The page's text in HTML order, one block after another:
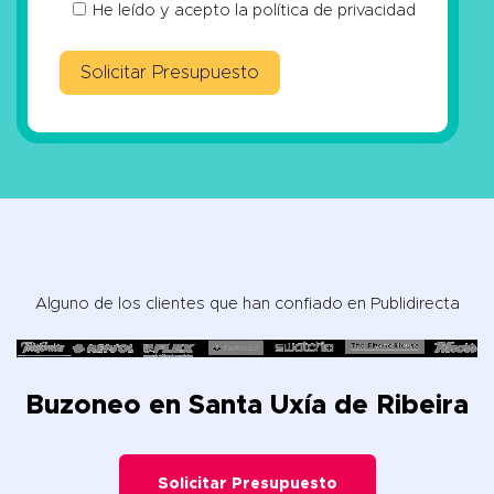
He leído y acepto la política de privacidad
Alguno de los clientes que han confiado en Publidirecta
Buzoneo en Santa Uxía de Ribeira
Solicitar Presupuesto